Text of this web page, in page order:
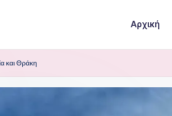
Αρχική
και Θράκη